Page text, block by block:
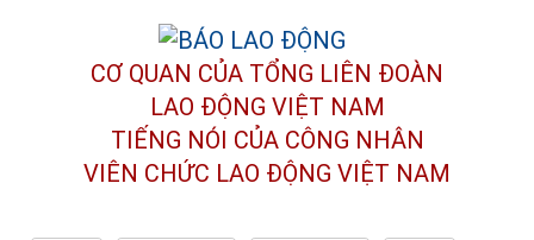
CƠ QUAN CỦA TỔNG LIÊN ĐOÀN
LAO ĐỘNG VIỆT NAM
TIẾNG NÓI CỦA CÔNG NHÂN
VIÊN CHỨC LAO ĐỘNG VIỆT NAM